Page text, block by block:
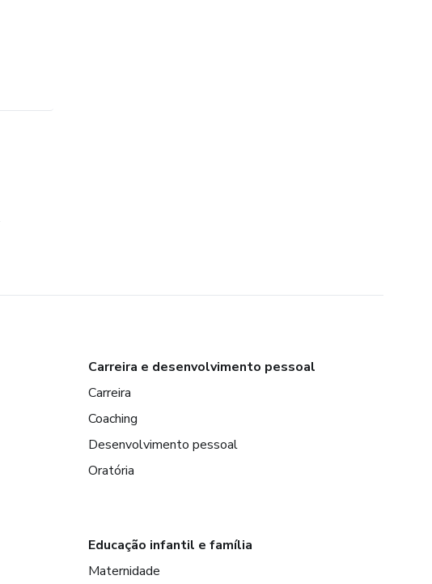
Carreira e desenvolvimento pessoal
Carreira
Coaching
Desenvolvimento pessoal
Oratória
Educação infantil e família
Maternidade